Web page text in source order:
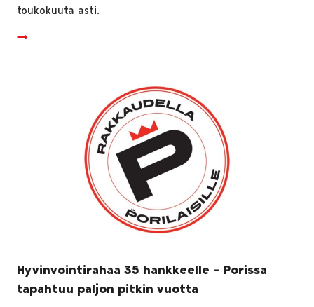
toukokuuta asti.
Hyvinvointirahaa 35 hankkeelle – Porissa
tapahtuu paljon pitkin vuotta